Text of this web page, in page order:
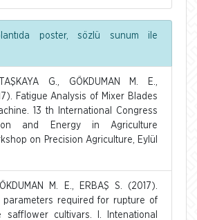
poster, sözlü sunum ile
G., GÖKDUMAN M. E.,
Fatigue Analysis of Mixer Blades
13 th International Congress
and Energy in Agriculture
on Precision Agriculture, Eylül
M. E., ERBAŞ S. (2017).
parameters required for rupture of
cultivars. I. Intenational